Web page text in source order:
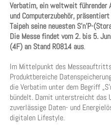
Verbatim, ein weltweit führender
und Computerzubehör,
Taipeh seine neuesten S’n’P-
Die Messe findet vom 2. bis 5.
(4F) an Stand R0814 aus.
Im Mittelpunkt des
Produktbereiche
die Verbatim unter dem Begriff
bündelt. Damit unterstreicht das
zuverlässige Daten- und
digitalen Lifestyle.